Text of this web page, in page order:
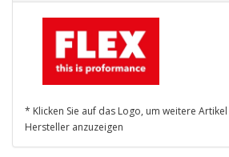
* Klicken Sie auf das Logo, um weitere
Hersteller anzuzeigen